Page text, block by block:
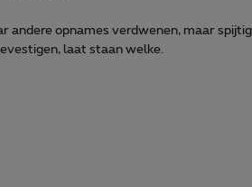
andere opnames verdwenen, maar
laat staan welke.